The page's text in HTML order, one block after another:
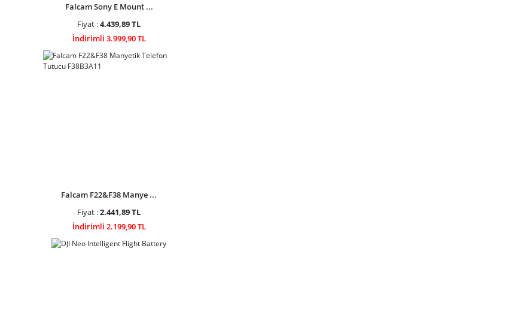
Falcam Sony E Mount ...
Fiyat :4.439,89 TL
İndirimli 3.999,90 TL
Falcam F22&F38 Manye ...
Fiyat :2.441,89 TL
İndirimli 2.199,90 TL